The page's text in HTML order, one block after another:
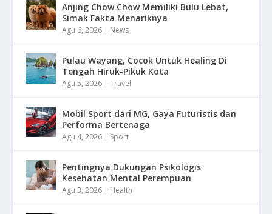
Anjing Chow Chow Memiliki Bulu Lebat,
Simak Fakta Menariknya
Agu 6, 2026 | News
Pulau Wayang, Cocok Untuk Healing Di
Tengah Hiruk-Pikuk Kota
Agu 5, 2026 |Travel
Mobil Sport dari MG, Gaya Futuristis dan
Performa Bertenaga
Agu 4, 2026 | Sport
Pentingnya Dukungan Psikologis
Kesehatan Mental Perempuan
Agu 3, 2026 | Health